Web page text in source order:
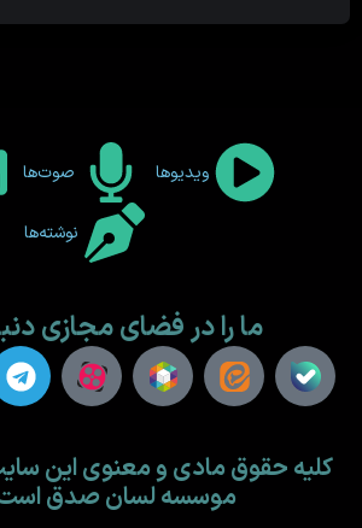
ویدیوها صوت‌ها
نوشته‌ها
ما را در فضای مجازی
کلیه حقوق مادی و معنوی این
موسسه لسان صدق